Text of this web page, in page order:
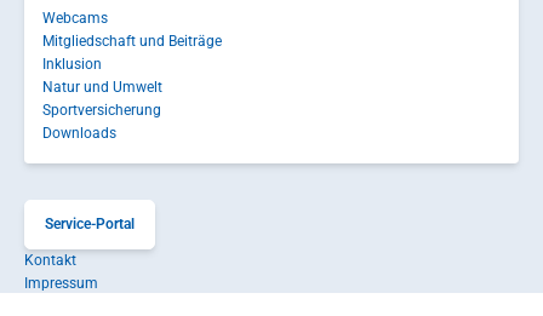
Webcams
Mitgliedschaft und Beiträge
Inklusion
Natur und Umwelt
Sportversicherung
Downloads
Service-Portal
Kontakt
Impressum